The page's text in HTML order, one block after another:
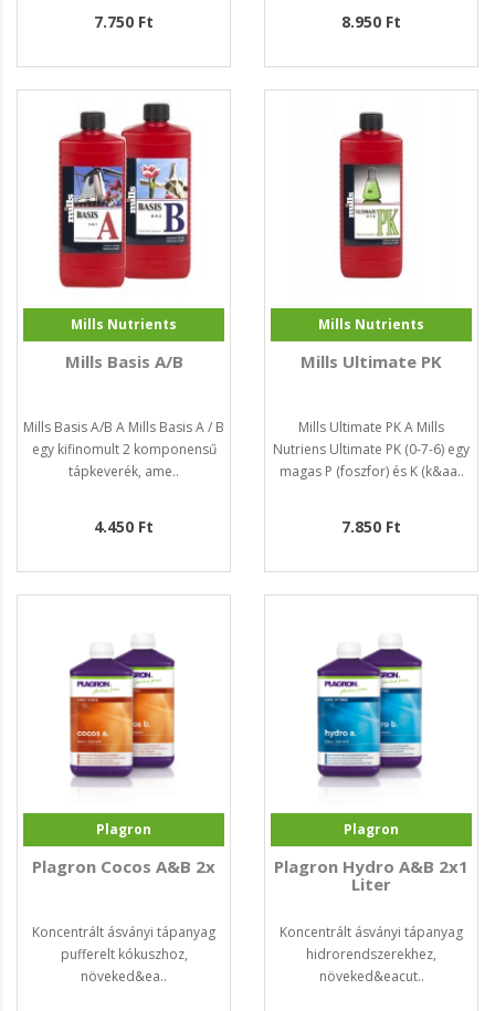
7.750 Ft 8.950 Ft
Mills Nutrients
Mills Basis A/B
Mills Basis A/B A Mills Basis A / B
egy kifinomult 2 komponensű
tápkeverék, ame..
4.450 Ft
Mills Nutrients
Mills Ultimate PK
Mills Ultimate PK A Mills
Nutriens Ultimate PK (0-7-6) egy
magas P (foszfor) és K (k&aa..
7.850 Ft
Plagron
Plagron Cocos A&B 2x
Koncentrált ásványi tápanyag
pufferelt kókuszhoz,
növeked&ea..
Plagron
Plagron Hydro A&B 2x1
Liter
Koncentrált ásványi tápanyag
hidrorendszerekhez,
növeked&eacut..